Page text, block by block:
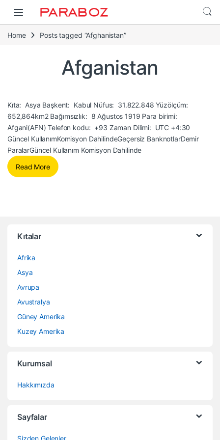
Home Posts tagged “Afghanistan”
Afganistan
Kıta: Asya Başkent: Kabul Nüfus: 31.822.848 Yüzölçüm:
652,864km2 Bağımsızlık: 8 Ağustos 1919 Para birimi:
Afgani(AFN) Telefon kodu: +93 Zaman Dilimi: UTC +4:30
Güncel KullanımKomisyon DahilindeGeçersiz BanknotlarDemir
ParalarGüncel Kullanım Komisyon Dahilinde
Read More
Kıtalar
Afrika
Asya
Avrupa
Avustralya
Güney Amerika
Kuzey Amerika
Kurumsal
Hakkımızda
Sayfalar
Sizden Gelenler